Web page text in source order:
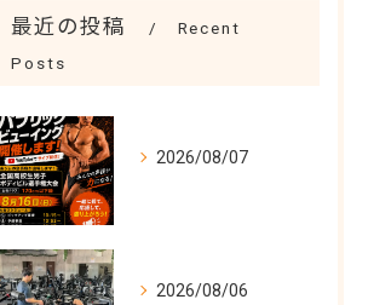
最近の投稿
Recent
Posts
2026/08/07
2026/08/06